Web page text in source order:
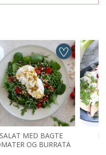
SALAT MED BAGTE
OG BURRATA